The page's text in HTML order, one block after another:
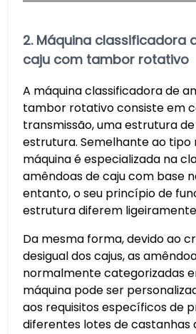
2. Máquina classificadora
caju com tambor rotativo
A máquina classificadora de
tambor rotativo consiste em
transmissão, uma estrutura
estrutura. Semelhante ao
máquina é especializada na
amêndoas de caju com base
entanto, o seu princípio de
estrutura diferem
Da mesma forma, devido ao
desigual dos cajus, as
normalmente categorizadas
máquina pode ser
aos requisitos específicos de
diferentes lotes de castanhas